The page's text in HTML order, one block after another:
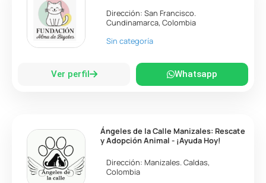
Dirección:San Francisco.
Cundinamarca,Colombia
Sin categoría
Ver perfil Whatsapp
Ángeles de la Calle Manizales: Rescate
y Adopción Animal - ¡Ayuda Hoy!
Dirección: Manizales.Caldas,
Colombia